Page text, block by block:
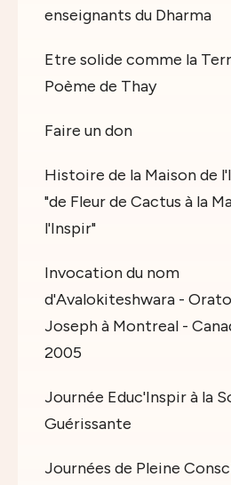
enseignants du Dharma
Etre solide comme la
Poème de Thay
Faire un don
Histoire de la Maison de
"de Fleur de Cactus à la
l'Inspir"
Invocation du nom
d'Avalokiteshwara -
Joseph à Montreal -
2005
Journée Educ'Inspir à la
Guérissante
Journées de Pleine